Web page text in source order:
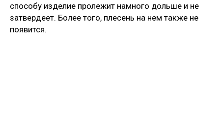
способу изделие пролежит намного дольше и не
затвердеет. Более того, плесень на нем также не
появится.